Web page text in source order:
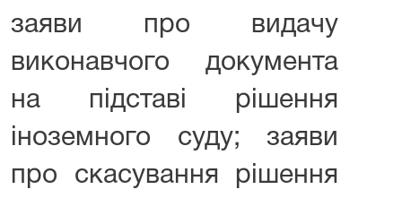
заяви про видачу
виконавчого документа
на підставі рішення
іноземного суду; заяви
про скасування рішення